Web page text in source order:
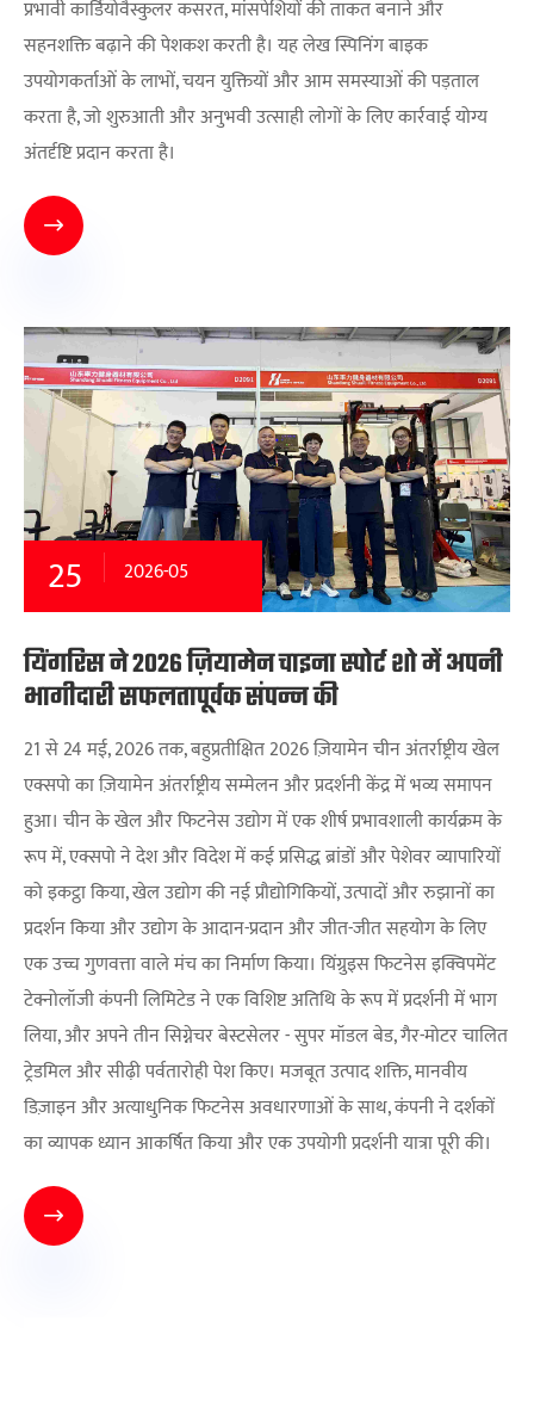
प्रभावी कार्डियोवैस्कुलर कसरत, मांसपेशियों की ताकत बनाने और
सहनशक्ति बढ़ाने की पेशकश करती है। यह लेख स्पिनिंग बाइक
उपयोगकर्ताओं के लाभों, चयन युक्तियों और आम समस्याओं की पड़ताल
करता है, जो शुरुआती और अनुभवी उत्साही लोगों के लिए कार्रवाई योग्य
अंतर्दृष्टि प्रदान करता है।

25 2026-05
यिंगरिस ने 2026 ज़ियामेन चाइना स्पोर्ट शो में अपनी
भागीदारी सफलतापूर्वक संपन्न की
21 से 24 मई, 2026 तक, बहुप्रतीक्षित 2026 ज़ियामेन चीन अंतर्राष्ट्रीय खेल
एक्सपो का ज़ियामेन अंतर्राष्ट्रीय सम्मेलन और प्रदर्शनी केंद्र में भव्य समापन
हुआ। चीन के खेल और फिटनेस उद्योग में एक शीर्ष प्रभावशाली कार्यक्रम के
रूप में, एक्सपो ने देश और विदेश में कई प्रसिद्ध ब्रांडों और पेशेवर व्यापारियों
को इकट्ठा किया, खेल उद्योग की नई प्रौद्योगिकियों, उत्पादों और रुझानों का
प्रदर्शन किया और उद्योग के आदान-प्रदान और जीत-जीत सहयोग के लिए
एक उच्च गुणवत्ता वाले मंच का निर्माण किया। यिंग्रुइस फिटनेस इक्विपमेंट
टेक्नोलॉजी कंपनी लिमिटेड ने एक विशिष्ट अतिथि के रूप में प्रदर्शनी में भाग
लिया, और अपने तीन सिग्नेचर बेस्टसेलर - सुपर मॉडल बेड, गैर-मोटर चालित
ट्रेडमिल और सीढ़ी पर्वतारोही पेश किए। मजबूत उत्पाद शक्ति, मानवीय
डिज़ाइन और अत्याधुनिक फिटनेस अवधारणाओं के साथ, कंपनी ने दर्शकों
का व्यापक ध्यान आकर्षित किया और एक उपयोगी प्रदर्शनी यात्रा पूरी की।
